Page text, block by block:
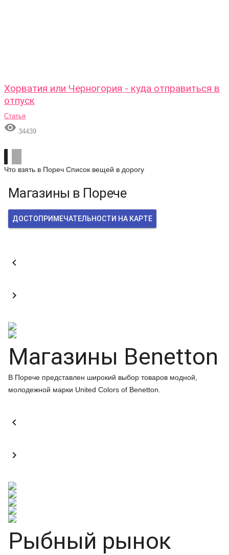
Хорватия или Черногория - куда отправиться в
отпуск
Статья
 34439
Что взять в Пореч Список вещей в дорогу
Магазины в Порече
ДОСТОПРИМЕЧАТЕЛЬНОСТИ НА КАРТЕ


Магазины Benetton
В Порече представлен широкий выбор товаров модной,
молодежной марки United Colors of Benetton.


Рыбный рынок